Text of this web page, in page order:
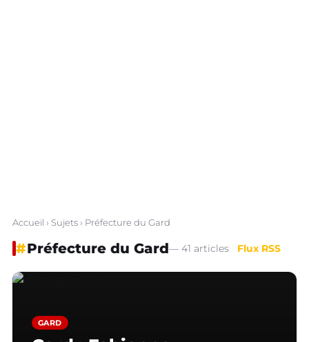
Accueil › Sujets› Préfecture du Gard
#Préfecture du Gard— 41 articles Flux RSS
GARD